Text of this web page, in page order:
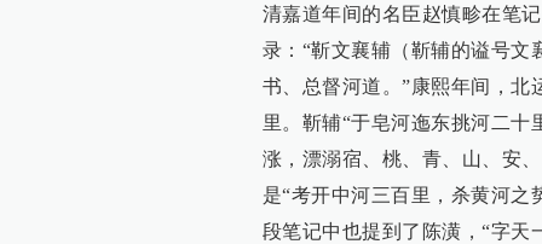
清嘉道年间的名臣赵慎畛在笔
录：“靳文襄辅（靳辅的谥号文
书、总督河道。”康熙年间，北
里。靳辅“于皂河迤东挑河二
涨，漂溺宿、桃、青、山、安
是“考开中河三百里，杀黄河之
段笔记中也提到了陈潢，“字天